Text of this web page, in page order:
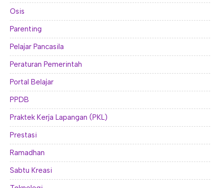
Osis
Parenting
Pelajar Pancasila
Peraturan Pemerintah
Portal Belajar
PPDB
Praktek Kerja Lapangan (PKL)
Prestasi
Ramadhan
Sabtu Kreasi